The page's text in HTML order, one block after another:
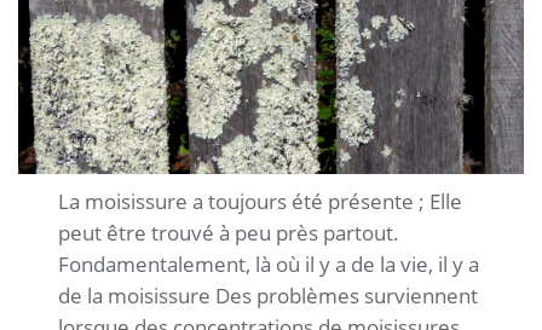
La moisissure a toujours été présente ; Elle
peut être trouvé à peu près partout.
Fondamentalement, là où il y a de la vie, il y a
de la moisissure Des problèmes surviennent